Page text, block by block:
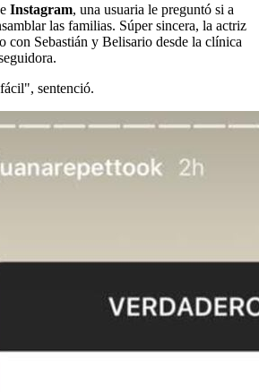
Instagram, una usuaria le preguntó si a
las familias. Súper sincera, la actriz
con Sebastián y Belisario desde la clínica
sentenció.